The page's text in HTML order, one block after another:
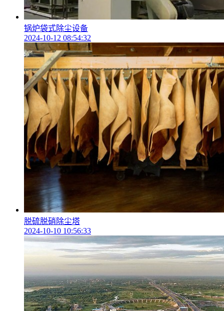
锅炉袋式除尘设备
2024-10-12 08:54:32
脱硫脱硝除尘塔
2024-10-10 10:56:33